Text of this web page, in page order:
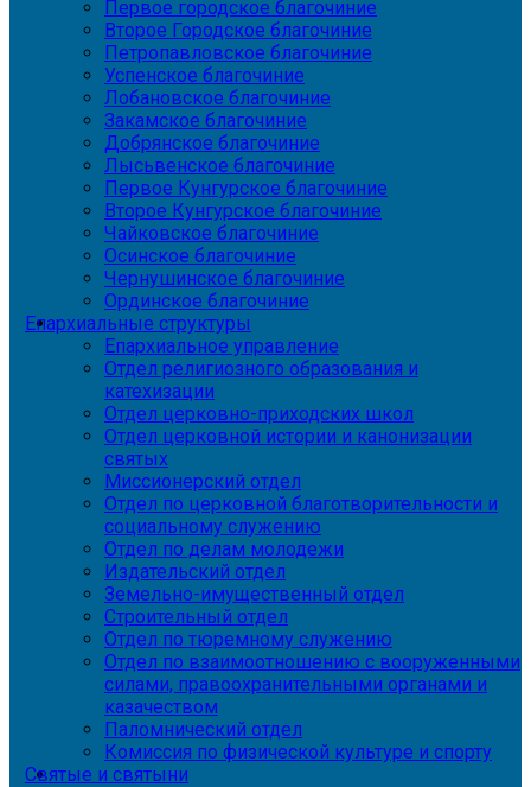
Первое городское благочиние
Второе Городское благочиние
Петропавловское благочиние
Успенское благочиние
Лобановское благочиние
Закамское благочиние
Добрянское благочиние
Лысьвенское благочиние
Первое Кунгурское благочиние
Второе Кунгурское благочиние
Чайковское благочиние
Осинское благочиние
Чернушинское благочиние
Ординское благочиние
Епархиальные структуры
Епархиальное управление
Отдел религиозного образования и
катехизации
Отдел церковно-приходских школ
Отдел церковной истории и канонизации
святых
Миссионерский отдел
Отдел по церковной благотворительности и
социальному служению
Отдел по делам молодежи
Издательский отдел
Земельно-имущественный отдел
Строительный отдел
Отдел по тюремному служению
Отдел по взаимоотношению с вооруженными
силами, правоохранительными органами и
казачеством
Паломнический отдел
Комиссия по физической культуре и спорту
Святые и святыни